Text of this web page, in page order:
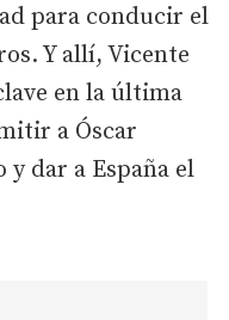
para conducir el
Y allí, Vicente
en la última
a Óscar
dar a España el